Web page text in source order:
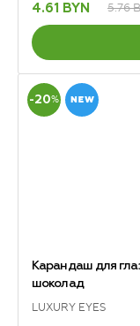
4.61 BYN 5.76
-20%
Карандаш для
шоколад
LUXURY EYES